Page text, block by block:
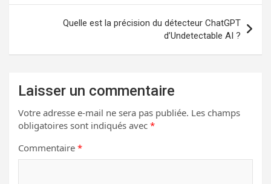
Quelle est la précision du détecteur ChatGPT
d’Undetectable AI ?
Laisser un commentaire
Votre adresse e-mail ne sera pas publiée. Les champs
obligatoires sont indiqués avec *
Commentaire *